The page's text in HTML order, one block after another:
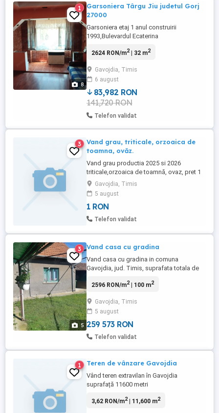
8
1
Garsoniera Târgu Jiu judetul Gorj
27000
Garsoniera etaj 1 anul construirii
1993,Bulevardul Ecaterina
cabluri,(mobila cil), gaz, încălzire pe
totul,fără datorii,citește extrasul de carte
funciara,se vinde partea mea,noul
proprietar va face demersuri,pentru
restul,se ...
2624 RON/m2| 32 m2
Gavojdia, Timis
6 august
83,982 RON
141,720 RON
Telefon validat
3
Vand grau, triticale, orzoaica de
toamna, ovăz.
Vand grau productia 2025 si 2026
triticale,orzoaica de toamnă, ovaz, pret 1
leu kg, Timiș, GAVOJDIA, Asigur transport,
in zona , contra cost la minim 1 tona
comandă.
Gavojdia, Timis
5 august
1 RON
Telefon validat
5
3 Vand casa cu gradina
Vand casa cu gradina in comuna
Gavojdia, jud. Timis, suprafata totala de
733mp curti si constructii. Mentionez ca
demolat si ca exista canalizare si apa
potabila. WhatsApp
2596 RON/m2| 100 m2
Gavojdia, Timis
5 august
259 573 RON
Telefon validat
1 Teren de vânzare Gavojdia
Vând teren extravilan în Gavojdia
suprafață 11600 metri
3,62 RON/m2| 11,600 m2